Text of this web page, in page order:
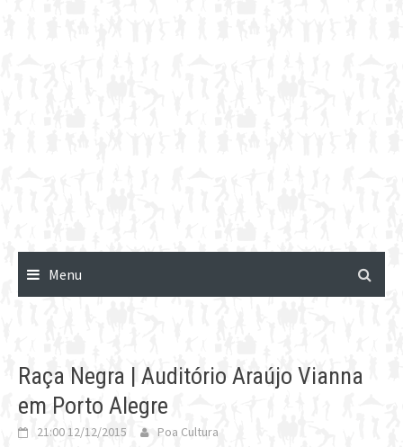
Menu
Raça Negra | Auditório Araújo Vianna
em Porto Alegre
21:00 12/12/2015 Poa Cultura